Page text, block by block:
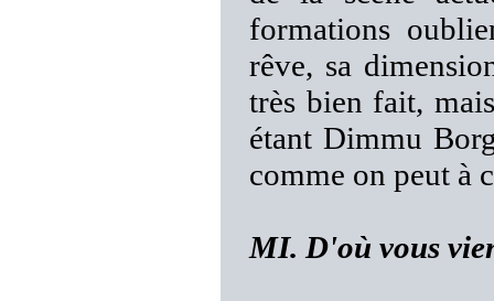
formations
rêve, sa
très bien fait,
étant Dimmu
comme on peut à
MI. D'où vous